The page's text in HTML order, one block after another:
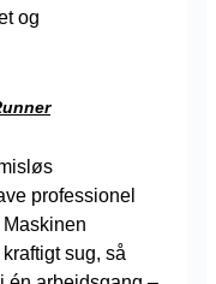
og
professionel
sug, så